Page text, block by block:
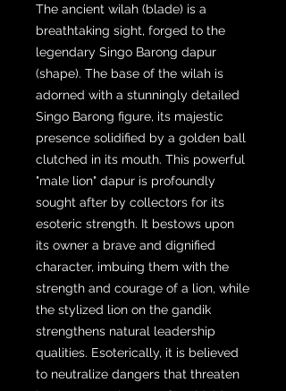
The ancient wilah (blade) is a
breathtaking sight, forged to the
legendary Singo Barong dapur
(shape). The base of the wilah is
adorned with a stunningly detailed
Singo Barong figure, its majestic
presence solidified by a golden ball
clutched in its mouth. This powerful
"male lion" dapur is profoundly
sought after by collectors for its
esoteric strength. It bestows upon
its owner a brave and dignified
character, imbuing them with the
strength and courage of a lion, while
the stylized lion on the gandik
strengthens natural leadership
qualities. Esoterically, it is believed
to neutralize dangers that threaten